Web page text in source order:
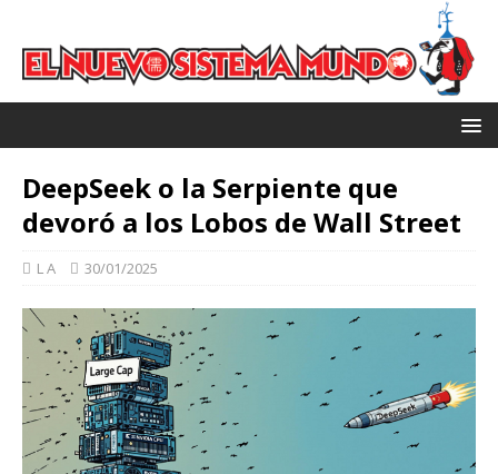
DeepSeek o la Serpiente que
devoró a los Lobos de Wall Street
L A 30/01/2025